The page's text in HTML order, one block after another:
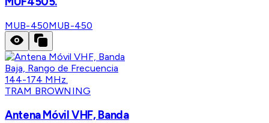
MUB-450MUB-450
TRAM BROWNING
Antena Móvil VHF, Banda